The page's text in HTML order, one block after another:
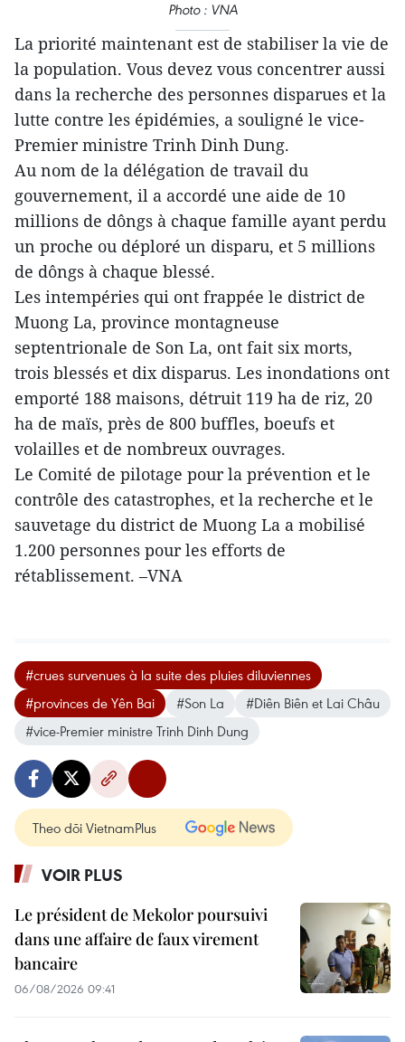
Photo : VNA
La priorité maintenant est de stabiliser la vie de
la population. Vous devez vous concentrer aussi
dans la recherche des personnes disparues et la
lutte contre les épidémies, a souligné le vice-
Premier ministre Trinh Dinh Dung.
Au nom de la délégation de travail du
gouvernement, il a accordé une aide de 10
millions de dôngs à chaque famille ayant perdu
un proche ou déploré un disparu, et 5 millions
de dôngs à chaque blessé.
Les intempéries qui ont frappée le district de
Muong La, province montagneuse
septentrionale de Son La, ont fait six morts,
trois blessés et dix disparus. Les inondations ont
emporté 188 maisons, détruit 119 ha de riz, 20
ha de maïs, près de 800 buffles, boeufs et
volailles et de nombreux ouvrages.
Le Comité de pilotage pour la prévention et le
contrôle des catastrophes, et la recherche et le
sauvetage du district de Muong La a mobilisé
1.200 personnes pour les efforts de
rétablissement. –VNA
#crues survenues à la suite des pluies diluviennes
#provinces de Yên Bai
#Son La
#Diên Biên et Lai Châu
#vice-Premier ministre Trinh Dinh Dung
Theo dõi VietnamPlus
VOIR PLUS
Le président de Mekolor poursuivi
dans une affaire de faux virement
bancaire
06/08/2026 09:41